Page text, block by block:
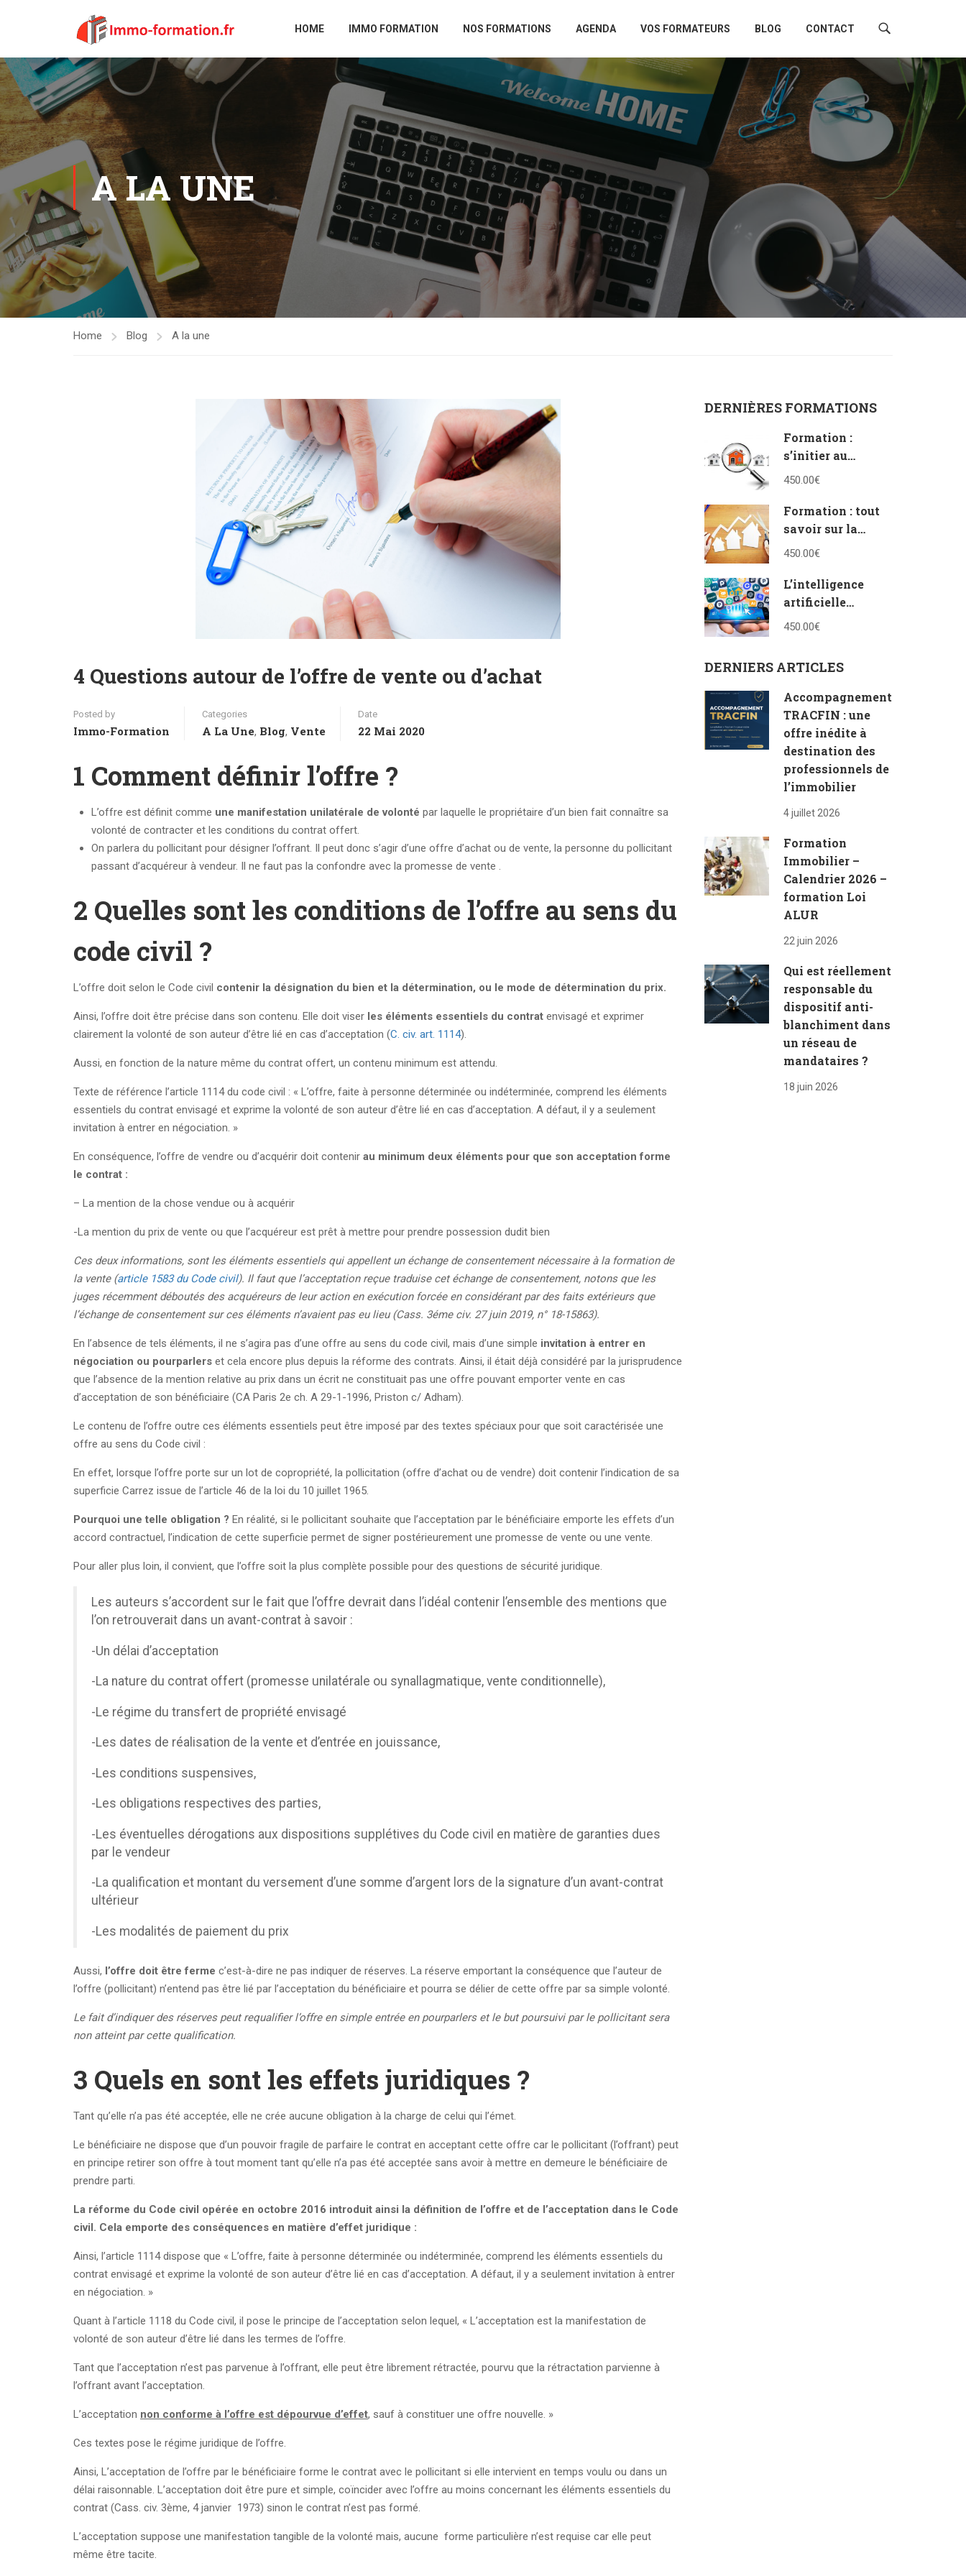
HOME IMMO FORMATION NOS FORMATIONS AGENDA VOS FORMATEURS BLOG CONTACT
A LA UNE
Home Blog A la une
4 Questions autour de l’offre de vente ou d’achat
Posted by
Immo-Formation
Categories
A La Une, Blog, Vente
Date
22 Mai 2020
1 Comment définir l’offre ?
L’offre est définit comme une manifestation unilatérale de volonté par laquelle le propriétaire d’un bien fait connaître sa
volonté de contracter et les conditions du contrat offert.
On parlera du pollicitant pour désigner l’offrant. Il peut donc s’agir d’une offre d’achat ou de vente, la personne du pollicitant
passant d’acquéreur à vendeur. Il ne faut pas la confondre avec la promesse de vente .
2 Quelles sont les conditions de l’offre au sens du
code civil ?
L’offre doit selon le Code civil contenir la désignation du bien et la détermination, ou le mode de détermination du prix.
Ainsi, l’offre doit être précise dans son contenu. Elle doit viser les éléments essentiels du contrat envisagé et exprimer
clairement la volonté de son auteur d’être lié en cas d’acceptation (C. civ. art. 1114).
Aussi, en fonction de la nature même du contrat offert, un contenu minimum est attendu.
Texte de référence l’article 1114 du code civil : « L’offre, faite à personne déterminée ou indéterminée, comprend les éléments
essentiels du contrat envisagé et exprime la volonté de son auteur d’être lié en cas d’acceptation. A défaut, il y a seulement
invitation à entrer en négociation. »
En conséquence, l’offre de vendre ou d’acquérir doit contenir au minimum deux éléments pour que son acceptation forme
le contrat :
– La mention de la chose vendue ou à acquérir
-La mention du prix de vente ou que l’acquéreur est prêt à mettre pour prendre possession dudit bien
Ces deux informations, sont les éléments essentiels qui appellent un échange de consentement nécessaire à la formation de
la vente (article 1583 du Code civil). Il faut que l’acceptation reçue traduise cet échange de consentement, notons que les
juges récemment déboutés des acquéreurs de leur action en exécution forcée en considérant par des faits extérieurs que
l’échange de consentement sur ces éléments n’avaient pas eu lieu (Cass. 3éme civ. 27 juin 2019, n° 18-15863).
En l’absence de tels éléments, il ne s’agira pas d’une offre au sens du code civil, mais d’une simple invitation à entrer en
négociation ou pourparlers et cela encore plus depuis la réforme des contrats. Ainsi, il était déjà considéré par la jurisprudence
que l’absence de la mention relative au prix dans un écrit ne constituait pas une offre pouvant emporter vente en cas
d’acceptation de son bénéficiaire (CA Paris 2e ch. A 29-1-1996, Priston c/ Adham).
Le contenu de l’offre outre ces éléments essentiels peut être imposé par des textes spéciaux pour que soit caractérisée une
offre au sens du Code civil :
En effet, lorsque l’offre porte sur un lot de copropriété, la pollicitation (offre d’achat ou de vendre) doit contenir l’indication de sa
superficie Carrez issue de l’article 46 de la loi du 10 juillet 1965.
Pourquoi une telle obligation ? En réalité, si le pollicitant souhaite que l’acceptation par le bénéficiaire emporte les effets d’un
accord contractuel, l’indication de cette superficie permet de signer postérieurement une promesse de vente ou une vente.
Pour aller plus loin, il convient, que l’offre soit la plus complète possible pour des questions de sécurité juridique.
Les auteurs s’accordent sur le fait que l’offre devrait dans l’idéal contenir l’ensemble des mentions que
l’on retrouverait dans un avant-contrat à savoir :
-Un délai d’acceptation
-La nature du contrat offert (promesse unilatérale ou synallagmatique, vente conditionnelle),
-Le régime du transfert de propriété envisagé
-Les dates de réalisation de la vente et d’entrée en jouissance,
-Les conditions suspensives,
-Les obligations respectives des parties,
-Les éventuelles dérogations aux dispositions supplétives du Code civil en matière de garanties dues
par le vendeur
-La qualification et montant du versement d’une somme d’argent lors de la signature d’un avant-contrat
ultérieur
-Les modalités de paiement du prix
Aussi, l’offre doit être ferme c’est-à-dire ne pas indiquer de réserves. La réserve emportant la conséquence que l’auteur de
l’offre (pollicitant) n’entend pas être lié par l’acceptation du bénéficiaire et pourra se délier de cette offre par sa simple volonté.
Le fait d’indiquer des réserves peut requalifier l’offre en simple entrée en pourparlers et le but poursuivi par le pollicitant sera
non atteint par cette qualification.
3 Quels en sont les effets juridiques ?
Tant qu’elle n’a pas été acceptée, elle ne crée aucune obligation à la charge de celui qui l’émet.
Le bénéficiaire ne dispose que d’un pouvoir fragile de parfaire le contrat en acceptant cette offre car le pollicitant (l’offrant) peut
en principe retirer son offre à tout moment tant qu’elle n’a pas été acceptée sans avoir à mettre en demeure le bénéficiaire de
prendre parti.
La réforme du Code civil opérée en octobre 2016 introduit ainsi la définition de l’offre et de l’acceptation dans le Code
civil. Cela emporte des conséquences en matière d’effet juridique :
Ainsi, l’article 1114 dispose que « L’offre, faite à personne déterminée ou indéterminée, comprend les éléments essentiels du
contrat envisagé et exprime la volonté de son auteur d’être lié en cas d’acceptation. A défaut, il y a seulement invitation à entrer
en négociation. »
Quant à l’article 1118 du Code civil, il pose le principe de l’acceptation selon lequel, « L’acceptation est la manifestation de
volonté de son auteur d’être lié dans les termes de l’offre.
Tant que l’acceptation n’est pas parvenue à l’offrant, elle peut être librement rétractée, pourvu que la rétractation parvienne à
l’offrant avant l’acceptation.
L’acceptation non conforme à l’offre est dépourvue d’effet, sauf à constituer une offre nouvelle. »
Ces textes pose le régime juridique de l’offre.
Ainsi, L’acceptation de l’offre par le bénéficiaire forme le contrat avec le pollicitant si elle intervient en temps voulu ou dans un
délai raisonnable. L’acceptation doit être pure et simple, coïncider avec l’offre au moins concernant les éléments essentiels du
contrat (Cass. civ. 3ème, 4 janvier 1973) sinon le contrat n’est pas formé.
L’acceptation suppose une manifestation tangible de la volonté mais, aucune forme particulière n’est requise car elle peut
même être tacite.
DERNIÈRES FORMATIONS
Formation :
s’initier au
vocabulaire de
450.00€
Formation : tout
savoir sur la
vente en bloc et à
450.00€
L’intelligence
artificielle
appliquée à
450.00€
DERNIERS ARTICLES
Accompagnement
TRACFIN : une
offre inédite à
destination des
professionnels de
l’immobilier
4 juillet 2026
Formation
Immobilier –
Calendrier 2026 –
formation Loi
ALUR
22 juin 2026
Qui est réellement
responsable du
dispositif anti-
blanchiment dans
un réseau de
mandataires ?
18 juin 2026